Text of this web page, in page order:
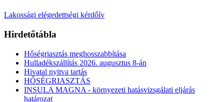
Lakossági elégedettségi kérdőív
Hirdetőtábla
Hőségriasztás meghosszabbítása
Hulladékszállítás 2026. augusztus 8-án
Hivatal nyitva tartás
HŐSÉGRIASZTÁS
INSULA MAGNA - környezeti hatásvizsgálati eljárás
határozat